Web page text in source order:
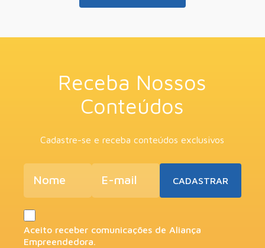
Receba Nossos
Conteúdos
Cadastre-se e receba conteúdos exclusivos
Aceito receber comunicações de Aliança
Empreendedora.